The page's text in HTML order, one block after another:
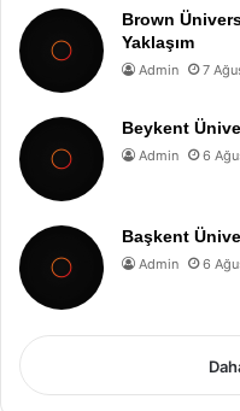
Brown
Yaklaşım
Admin 7
Beykent
Admin 6
Başkent
Admin 6